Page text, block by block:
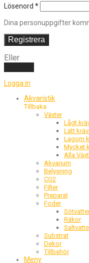
Lösenord *
Dina personuppgifter
Registrera
Eller
Logga in
Akvaristik
Tillbaka
Växter
Lågt
Lätt
Lagom
Mycket
Alla
Akvarium
Belysning
CO2
Filter
Preparat
Foder
Räkor
Substrat
Dekor
Tillbehör
Meny